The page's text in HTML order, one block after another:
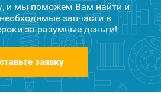
и мы поможем Вам найти и
запчасти в
за разумные деньги!
заявку